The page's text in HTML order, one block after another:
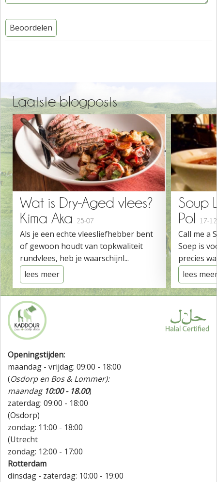
Beoordelen
Laatste blogposts
Wat is Dry-Aged vlees?
Kima Aka
25-07
Als je een echte vleesliefhebber bent
of gewoon houdt van topkwaliteit
rundvlees, heb je waarschijnl...
lees meer
Soup
Pol
17-12
Call me a
Soep is
precies
lees
Openingstijden:
maandag - vrijdag: 09:00 - 18:00
(Osdorp en Bos & Lommer):
maandag 10:00 - 18.00)
zaterdag: 09:00 - 18:00
(Osdorp)
zondag: 11:00 - 18:00
(Utrecht
zondag: 12:00 - 17:00
Rotterdam
dinsdag - zaterdag: 10:00 - 19:00